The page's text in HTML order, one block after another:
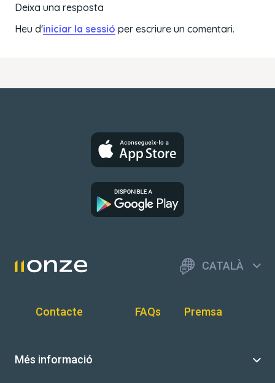
Deixa una resposta
Heu d'iniciar la sessió per escriure un comentari.
CATALÀ
Contacte FAQs Premsa
Més informació